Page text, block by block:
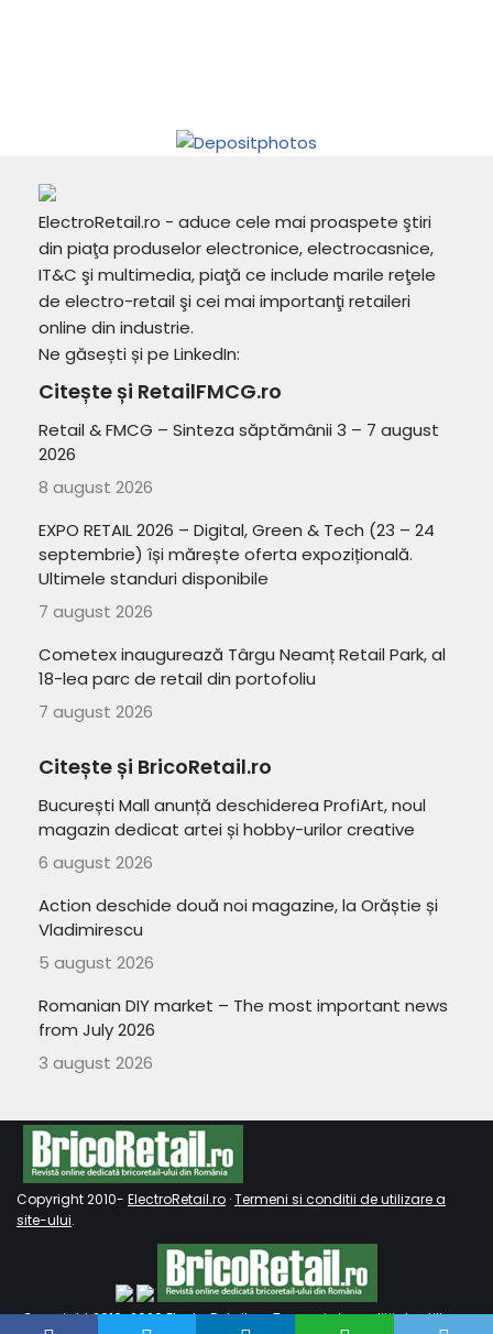
ElectroRetail.ro - aduce cele mai proaspete ştiri
din piaţa produselor electronice, electrocasnice,
IT&C şi multimedia, piaţă ce include marile reţele
de electro-retail şi cei mai importanţi retaileri
online din industrie.
Ne găsești și pe LinkedIn:
Citește și RetailFMCG.ro
Retail & FMCG – Sinteza săptămânii 3 – 7 august
2026
8 august 2026
EXPO RETAIL 2026 – Digital, Green & Tech (23 – 24
septembrie) își mărește oferta expozițională.
Ultimele standuri disponibile
7 august 2026
Cometex inaugurează Târgu Neamț Retail Park, al
18-lea parc de retail din portofoliu
7 august 2026
Citește și BricoRetail.ro
București Mall anunță deschiderea ProfiArt, noul
magazin dedicat artei și hobby-urilor creative
6 august 2026
Action deschide două noi magazine, la Orăștie și
Vladimirescu
5 august 2026
Romanian DIY market – The most important news
from July 2026
3 august 2026
Copyright 2010- ElectroRetail.ro ·Termeni si conditii de utilizare a
site-ului.
Copyright 2010-2026ElectroRetail.ro·Termeni si conditii de utilizare